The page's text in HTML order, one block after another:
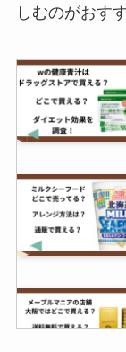
しむのがおす